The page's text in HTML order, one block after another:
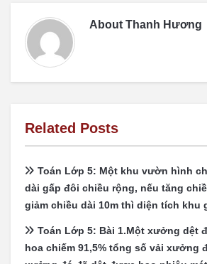
About Thanh Hương
Related Posts
Toán Lớp 5: Một khu vườn hình
dài gấp đôi chiều rộng, nếu tăng
giảm chiều dài 10m thì diện tích khu
Toán Lớp 5: Bài 1.Một xưởng dệt
hoa chiếm 91,5% tổng số vải xưởng